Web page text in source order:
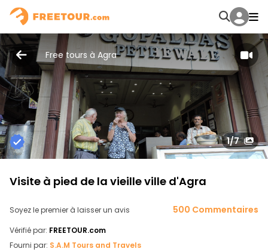
Free tours à Agra
1/7
Visite à pied de la vieille ville d'Agra
Soyez le premier à laisser un avis 500 Commentaires
Vérifié par: FREETOUR.com
Fourni par: S.A.M Tours and Travels